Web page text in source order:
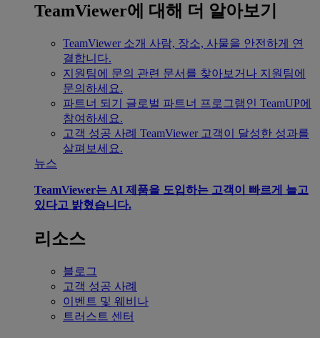
TeamViewer에 대해 더 알아보기
TeamViewer 소개 사람, 장소, 사물을 안전하게 연
결합니다.
지원팀에 문의 관련 문서를 찾아보거나 지원팀에
문의하세요.
파트너 되기
글로벌 파트너 프로그램인 TeamUP에
참여하세요.
고객 성공 사례 TeamViewer 고객이 달성한 성과를
살펴보세요.
뉴스
TeamViewer는 AI 제품을 도입하는 고객이 빠르게 늘고
있다고 밝혔습니다.
리소스
블로그
고객 성공 사례
이벤트 및 웨비나
트러스트 센터